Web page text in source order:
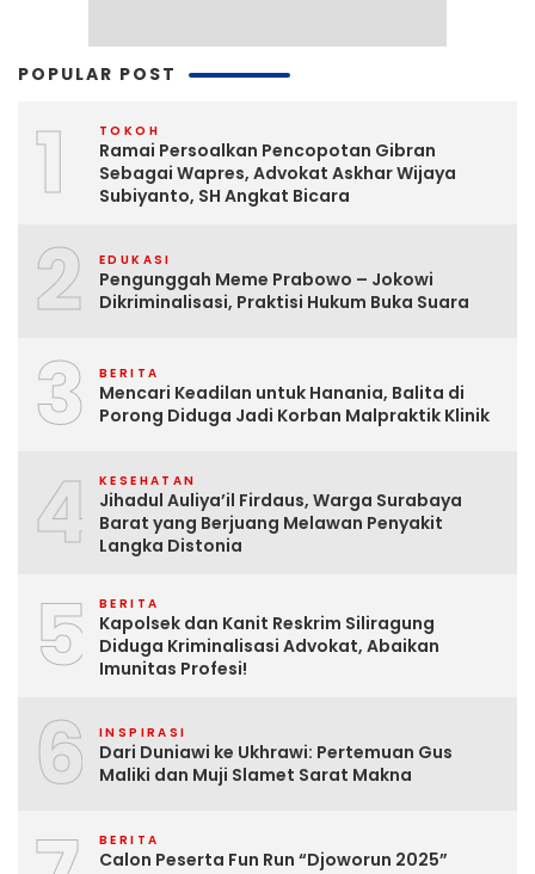
POPULAR POST
1 TOKOH
Ramai Persoalkan Pencopotan Gibran
Sebagai Wapres, Advokat Askhar Wijaya
Subiyanto, SH Angkat Bicara
2 EDUKASI
Pengunggah Meme Prabowo – Jokowi
Dikriminalisasi, Praktisi Hukum Buka Suara
3 BERITA
Mencari Keadilan untuk Hanania, Balita di
Porong Diduga Jadi Korban Malpraktik Klinik
4 KESEHATAN
Jihadul Auliya’il Firdaus, Warga Surabaya
Barat yang Berjuang Melawan Penyakit
Langka Distonia
5 BERITA
Kapolsek dan Kanit Reskrim Siliragung
Diduga Kriminalisasi Advokat, Abaikan
Imunitas Profesi!
6 INSPIRASI
Dari Duniawi ke Ukhrawi: Pertemuan Gus
Maliki dan Muji Slamet Sarat Makna
BERITA
Calon Peserta Fun Run “Djoworun 2025”